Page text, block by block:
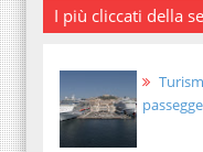
I più cliccati della